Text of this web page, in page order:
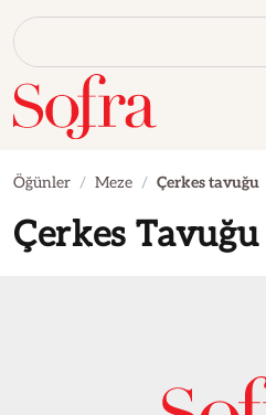
Öğünler Meze Çerkes tavuğu
Çerkes Tavuğu